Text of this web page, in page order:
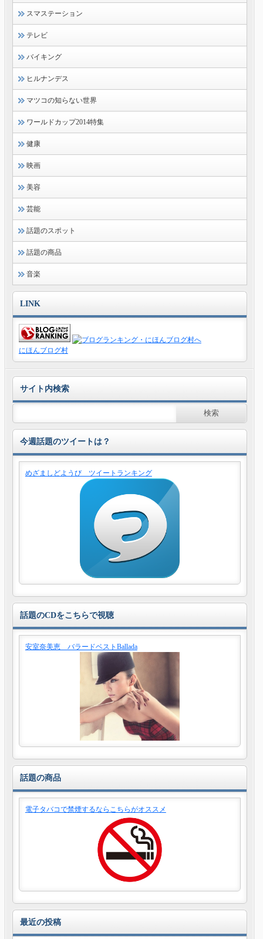
スマステーション
テレビ
バイキング
ヒルナンデス
マツコの知らない世界
ワールドカップ2014特集
健康
映画
美容
芸能
話題のスポット
話題の商品
音楽
LINK
にほんブログ村
サイト内検索
今週話題のツイートは？
めざましどようび ツイートランキング
話題のCDをこちらで視聴
安室奈美恵 バラードベストBallada
話題の商品
電子タバコで禁煙するならこちらがオススメ
最近の投稿